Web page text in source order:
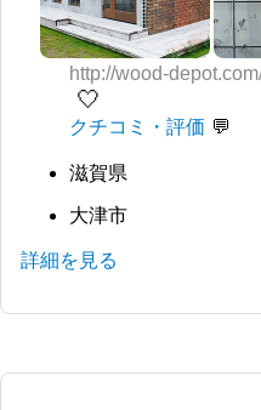
http://wood-
🤍
クチコミ・評価
滋賀県
大津市
詳細を見る